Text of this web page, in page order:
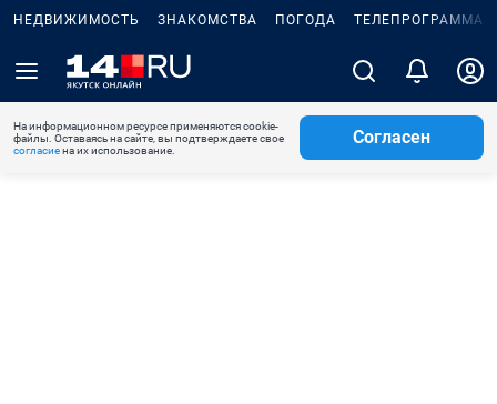
НЕДВИЖИМОСТЬ ЗНАКОМСТВА ПОГОДА ТЕЛЕПРОГРАММА
На информационном ресурсе применяются cookie-
файлы. Оставаясь на сайте, вы подтверждаете свое
согласиена их использование.
Согласен